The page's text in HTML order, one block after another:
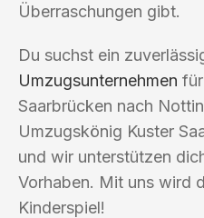
Überraschungen gibt.
Du suchst ein
Umzugsunternehmen
Saarbrücken nach
Umzugskönig Kuster
und wir unterstützen
Vorhaben. Mit uns wird
Kinderspiel!